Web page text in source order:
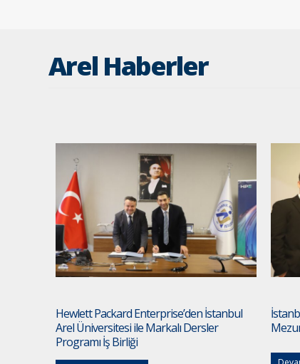
Arel Haberler
Hewlett Packard Enterprise’den İstanbul
Arel Üniversitesi ile Markalı Dersler
Programı İş Birliği